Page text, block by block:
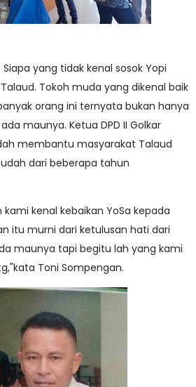
yang tidak kenal sosok Yopi
Tokoh muda yang dikenal baik
orang ini ternyata bukan hanya
maunya. Ketua DPD II Golkar
membantu masyarakat Talaud
dari beberapa tahun
kenal kebaikan YoSa kepada
itu murni dari ketulusan hati dari
maunya tapi begitu lah yang kami
Toni Sompengan.